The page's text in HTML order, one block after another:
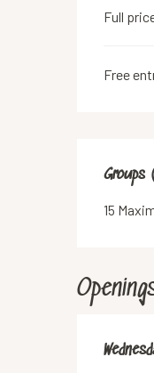
Full
Free
Groups
Groups
15